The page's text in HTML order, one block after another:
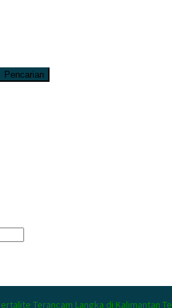
Pencarian
Terancam Langka di Kalimantan